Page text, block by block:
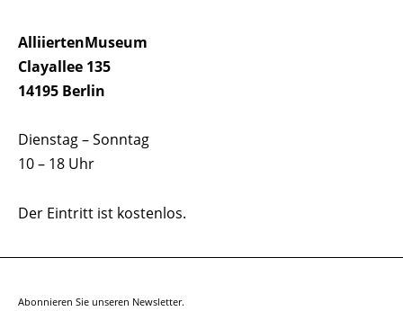
AlliiertenMuseum
Clayallee 135
14195 Berlin
Dienstag – Sonntag
10 – 18 Uhr
Der Eintritt ist kostenlos.
Abonnieren Sie unseren Newsletter.